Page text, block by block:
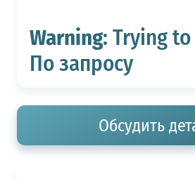
Warning: Trying
По запросу
Обсудить